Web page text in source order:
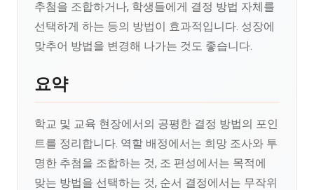
추첨을 조합하거나, 학생들에게 결정 방법 자체를
선택하게 하는 등의 방법이 효과적입니다. 성장에
맞추어 방법을 변경해 나가는 것도 좋습니다.
요약
학교 및 교육 현장에서의 공평한 결정 방법의 포인
트를 정리합니다. 역할 배정에서는 희망 조사와 투
명한 추첨을 조합하는 것, 조 편성에서는 목적에
맞는 방법을 선택하는 것, 순서 결정에서는 무작위